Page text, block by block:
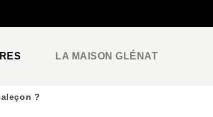
LA MAISON GLÉNAT
?